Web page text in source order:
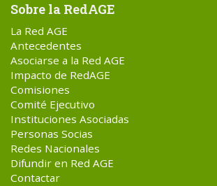
Sobre la RedAGE
La Red AGE
Antecedentes
Asociarse a la Red AGE
Impacto de RedAGE
Comisiones
Comité Ejecutivo
Instituciones Asociadas
Personas Socias
Redes Nacionales
Difundir en Red AGE
Contactar